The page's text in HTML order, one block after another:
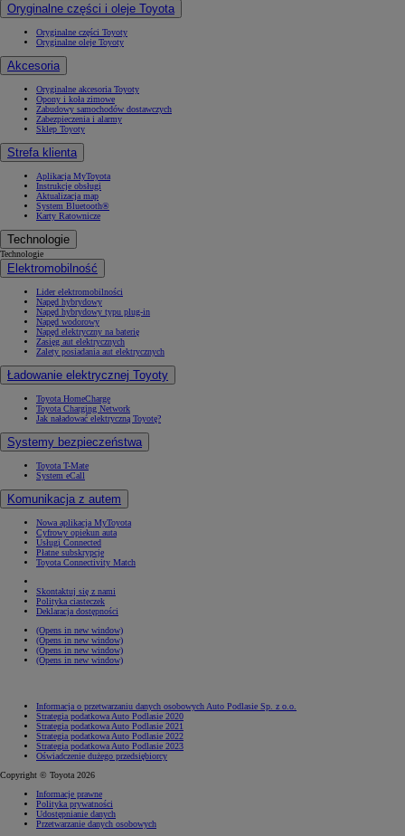
Oryginalne części i oleje Toyota
Oryginalne części Toyoty
Oryginalne oleje Toyoty
Akcesoria
Oryginalne akcesoria Toyoty
Opony i koła zimowe
Zabudowy samochodów dostawczych
Zabezpieczenia i alarmy
Sklep Toyoty
Strefa klienta
Aplikacja MyToyota
Instrukcje obsługi
Aktualizacja map
System Bluetooth®
Karty Ratownicze
Technologie
Technologie
Elektromobilność
Lider elektromobilności
Napęd hybrydowy
Napęd hybrydowy typu plug-in
Napęd wodorowy
Napęd elektryczny na baterię
Zasięg aut elektrycznych
Zalety posiadania aut elektrycznych
Ładowanie elektrycznej Toyoty
Toyota HomeCharge
Toyota Charging Network
Jak naładować elektryczną Toyotę?
Systemy bezpieczeństwa
Toyota T-Mate
System eCall
Komunikacja z autem
Nowa aplikacja MyToyota
Cyfrowy opiekun auta
Usługi Connected
Płatne subskrypcje
Toyota Connectivity Match
Skontaktuj się z nami
Polityka ciasteczek
Deklaracja dostępności
(Opens in new window)
(Opens in new window)
(Opens in new window)
(Opens in new window)
Informacja o przetwarzaniu danych osobowych Auto Podlasie Sp. z o.o.
Strategia podatkowa Auto Podlasie 2020
Strategia podatkowa Auto Podlasie 2021
Strategia podatkowa Auto Podlasie 2022
Strategia podatkowa Auto Podlasie 2023
Oświadczenie dużego przedsiębiorcy
Copyright © Toyota 2026
Informacje prawne
Polityka prywatności
Udostępnianie danych
Przetwarzanie danych osobowych